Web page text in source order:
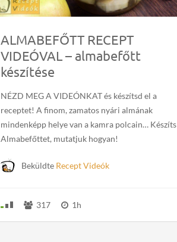
ALMABEFŐTT RECEPT
VIDEÓVAL – almabefőtt
készítése
NÉZD MEG A VIDEÓNKAT és készítsd el a
receptet! A finom, zamatos nyári almának
mindenképp helye van a kamra polcain… Készíts
Almabefőttet, mutatjuk hogyan!
Beküldte Recept Videók
317 1h